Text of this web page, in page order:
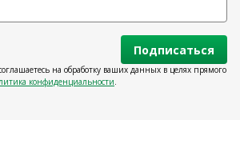
Подписаться
на обработку ваших данных в целях прямого
конфиденциальности.